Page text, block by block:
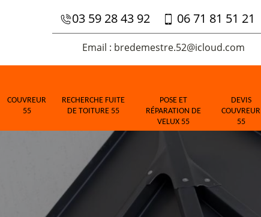
03 59 28 43 92 06 71 81 51 21
Email : bredemestre.52@icloud.com
COUVREUR
55
RECHERCHE FUITE
DE TOITURE 55
POSE ET
RÉPARATION DE
VELUX 55
DEVIS
COUVREUR
55